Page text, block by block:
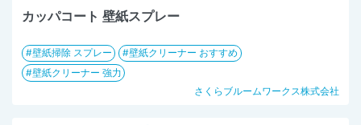
カッパコート 壁紙スプレー
壁紙掃除 スプレー
壁紙クリーナー おすすめ
壁紙クリーナー 強力
さくらブルームワークス株式会社